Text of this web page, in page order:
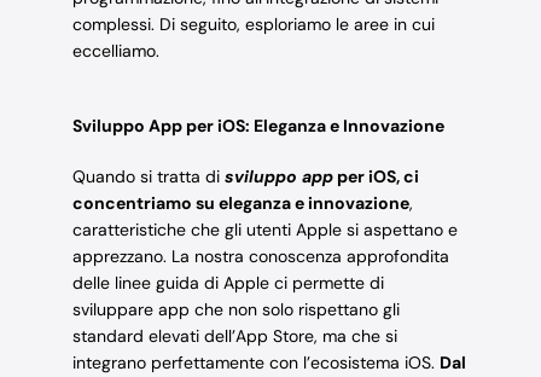
complessi. Di seguito, esploriamo le aree in cui
eccelliamo.
Sviluppo App per iOS: Eleganza e Innovazione
Quando si tratta di sviluppo appper iOS, ci
concentriamo su eleganza e innovazione,
caratteristiche che gli utenti Apple si aspettano e
apprezzano. La nostra conoscenza approfondita
delle linee guida di Apple ci permette di
sviluppare app che non solo rispettano gli
standard elevati dell’App Store, ma che si
integrano perfettamente con l’ecosistema iOS. Dal